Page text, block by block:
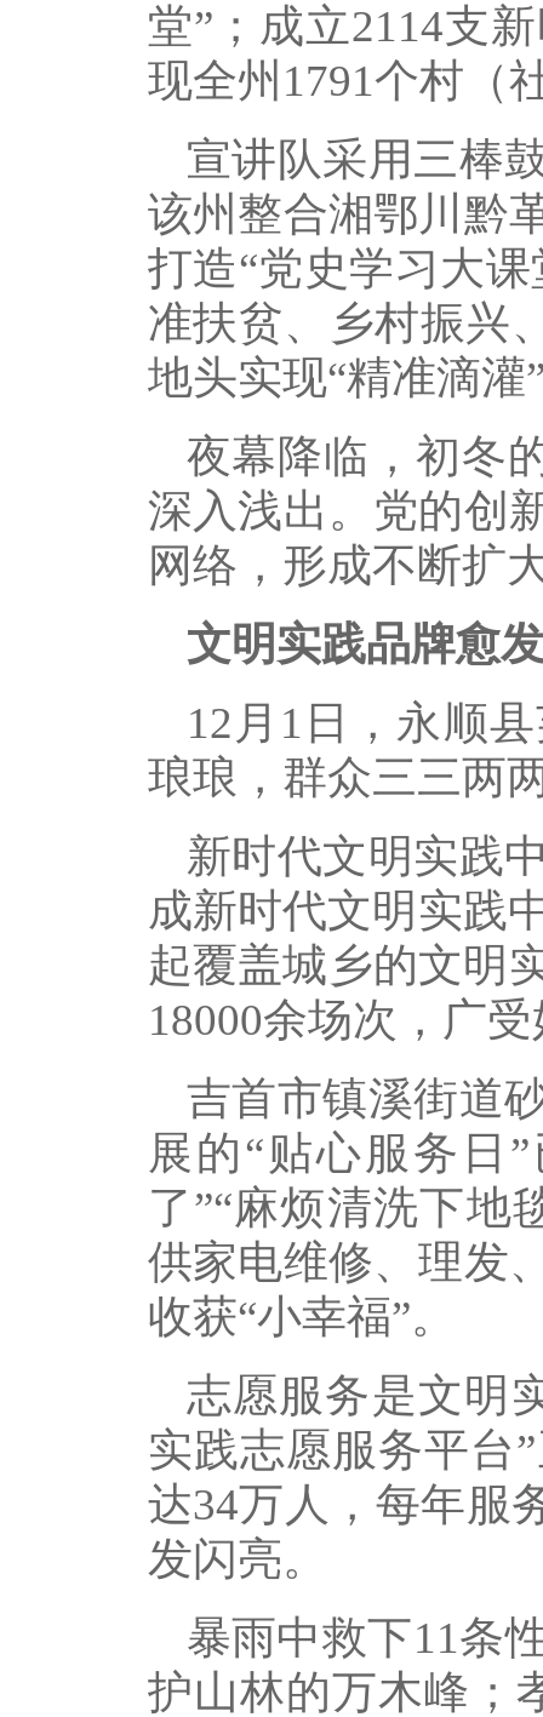
堂”；成立2114支
现全州1791个村（
宣讲队采用三棒
该州整合湘鄂川黔
打造“党史学习大
准扶贫、乡村振兴
地头实现“精准滴灌
夜幕降临，初冬
深入浅出。党的创
网络，形成不断扩
文明实践品牌愈
12月1日，永顺
琅琅，群众三三两
新时代文明实践
成新时代文明实践
起覆盖城乡的文明
18000余场次，广
吉首市镇溪街道
展的“贴心服务日
了”“麻烦清洗下地
供家电维修、理发
收获“小幸福”。
志愿服务是文明
实践志愿服务平台
达34万人，每年服
发闪亮。
暴雨中救下11条
护山林的万木峰